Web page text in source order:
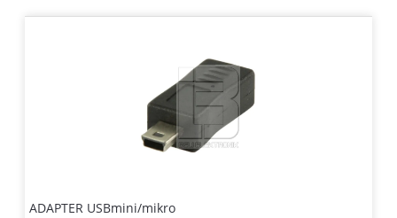
ADAPTER USBmini/mikro